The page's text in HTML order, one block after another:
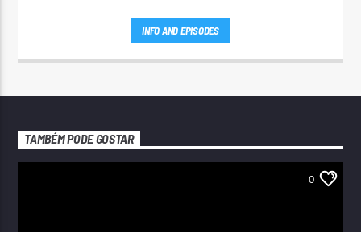
INFO AND EPISODES
TAMBÉM PODE GOSTAR
0